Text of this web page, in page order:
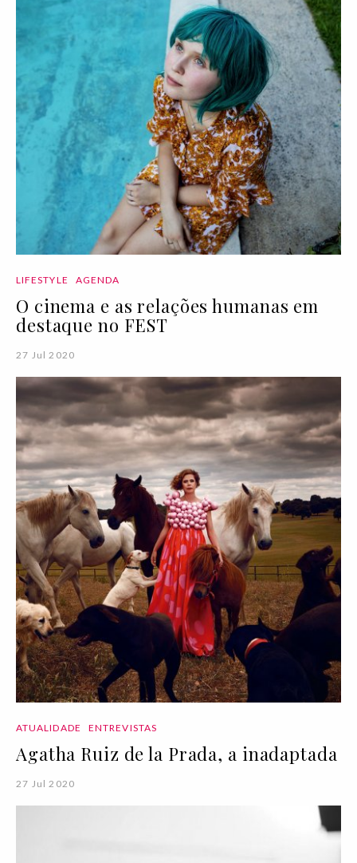
LIFESTYLE AGENDA
O cinema e as relações humanas em
destaque no FEST
27 Jul 2020
ATUALIDADE ENTREVISTAS
Agatha Ruiz de la Prada, a inadaptada
27 Jul 2020